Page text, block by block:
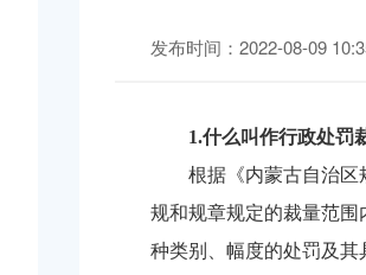
发布时间：2022-08-09
1.什么叫作行政处罚
根据《内蒙古自治区
规和规章规定的裁量范
种类别、幅度的处罚及其